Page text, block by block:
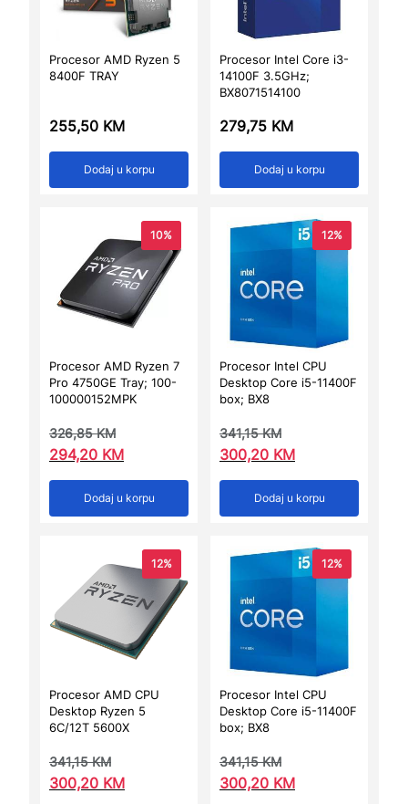
Procesor AMD Ryzen 5
8400F TRAY
255,50 KM
Dodaj u korpu
Procesor Intel Core i3-
14100F 3.5GHz;
BX8071514100
279,75 KM
Dodaj u korpu
10%
Procesor AMD Ryzen 7
Pro 4750GE Tray; 100-
100000152MPK
326,85KM
294,20 KM
Dodaj u korpu
12%
Procesor Intel CPU
Desktop Core i5-11400F
box; BX8
341,15KM
300,20 KM
Dodaj u korpu
12%
Procesor AMD CPU
Desktop Ryzen 5
6C/12T 5600X
341,15KM
300,20 KM
12%
Procesor Intel CPU
Desktop Core i5-11400F
box; BX8
341,15KM
300,20 KM